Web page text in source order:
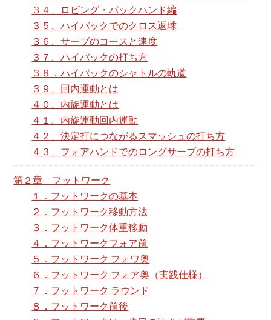
３４、ロビング・バックハンド編
３５、ハイバックでのクロス返球
３６、サーブのコースと速度
３７、ハイバックの打ち方
３８．ハイバックのシャトルの軌道
３９、回内運動とは
４０、内旋運動とは
４１、内旋運動回内運動
４２、決定打につながるスマッシュの打ち方
４３、フォアハンドでのロングサーブの打ち方
第２章 フットワーク
１．フットワークの基本
２．フットワーク移動方法
３．フットワーク体重移動
４．フットワークフォア前
５．フットワーク フォワ奥
６．フットワーク フォア奥（実践仕様）
７．フットワーク ラウンド
８．フットワーク前後